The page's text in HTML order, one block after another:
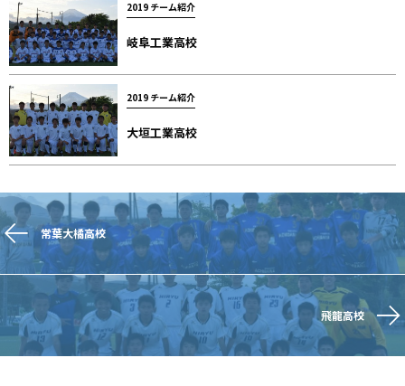
2019 チーム紹介
岐阜工業高校
2019 チーム紹介
大垣工業高校
常葉大橘高校
飛龍高校